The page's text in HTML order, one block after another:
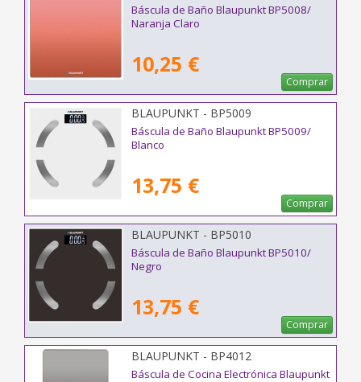
Báscula de Baño Blaupunkt BP5008/
Naranja Claro
10,25 €
Comprar
BLAUPUNKT - BP5009
Báscula de Baño Blaupunkt BP5009/
Blanco
13,75 €
Comprar
BLAUPUNKT - BP5010
Báscula de Baño Blaupunkt BP5010/
Negro
13,75 €
Comprar
BLAUPUNKT - BP4012
Báscula de Cocina Electrónica Blaupunkt